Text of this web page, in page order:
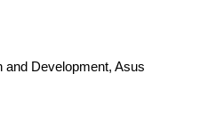
and Development, Asus